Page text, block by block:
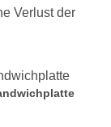
Verlust der